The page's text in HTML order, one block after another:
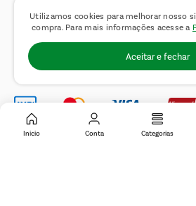
Utilizamos cookies para melhorar nosso
compra. Para mais informações acesse a
Aceitar e fechar
Inicio Conta Categorias
Negócios Imobiliários
Trabalhe Conosco